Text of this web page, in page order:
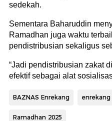
sedekah.
Sementara Baharuddin
Ramadhan juga waktu
pendistribusian sekaligus
“Jadi pendistribusian zakat
efektif sebagai alat
BAZNAS Enrekang enrekang
Ramadhan 2025